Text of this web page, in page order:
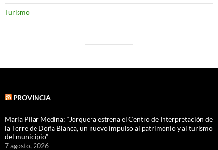
Turismo
PROVINCIA
María Pilar Medina: “Jorquera estrena el Centro de Interpretación de
la Torre de Doña Blanca, un nuevo impulso al patrimonio y al turismo
del municipio”
7 agosto, 2026